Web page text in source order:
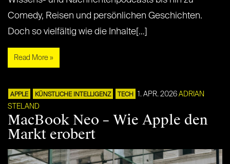
Comedy, Reisen und persönlichen Geschichten.
Doch so vielfältig wie die Inhalte[…]
Read More »
APPLE KÜNSTLICHE INTELLIGENZ TECH 1. APR. 2026 ADRIAN
STELAND
MacBook Neo – Wie Apple den
Markt erobert